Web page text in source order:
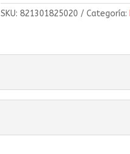
SKU:821301825020 Categoría: